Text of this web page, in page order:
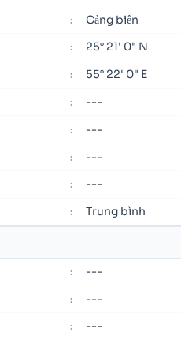
: Cảng biển
: 25° 21' 0" N
: 55° 22' 0" E
: ---
: ---
: ---
: ---
: Trung bình
: ---
: ---
: ---